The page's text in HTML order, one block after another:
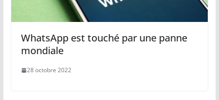
WhatsApp est touché par une panne
mondiale
28 octobre 2022